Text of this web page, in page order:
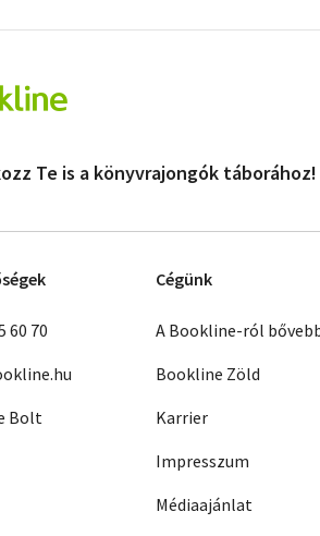
Te is a könyvrajongók táborához!
60 70
Bolt
Cégünk
A Bookline-ról
Bookline Zöld
Karrier
Impresszum
Médiaajánlat